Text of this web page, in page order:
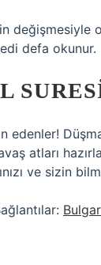
değişmesiyle
defa okunur.
edenler!
atları
ve sizin